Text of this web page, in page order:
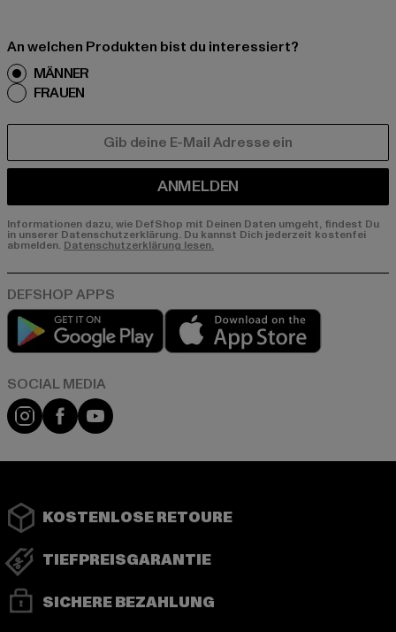
An welchen Produkten bist du interessiert?
MÄNNER
FRAUEN
ANMELDEN
Informationen dazu, wie DefShop mit Deinen Daten umgeht, findest Du
in unserer Datenschutzerklärung. Du kannst Dich jederzeit kostenfei
abmelden. Datenschutzerklärung lesen.
Play market
Instagram
FacebookYouTube
KOSTENLOSE RETOURE
TIEFPREISGARANTIE
SICHERE BEZAHLUNG